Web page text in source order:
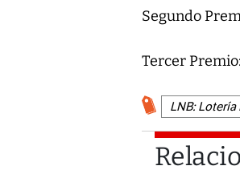
Segundo
Tercer
LNB: